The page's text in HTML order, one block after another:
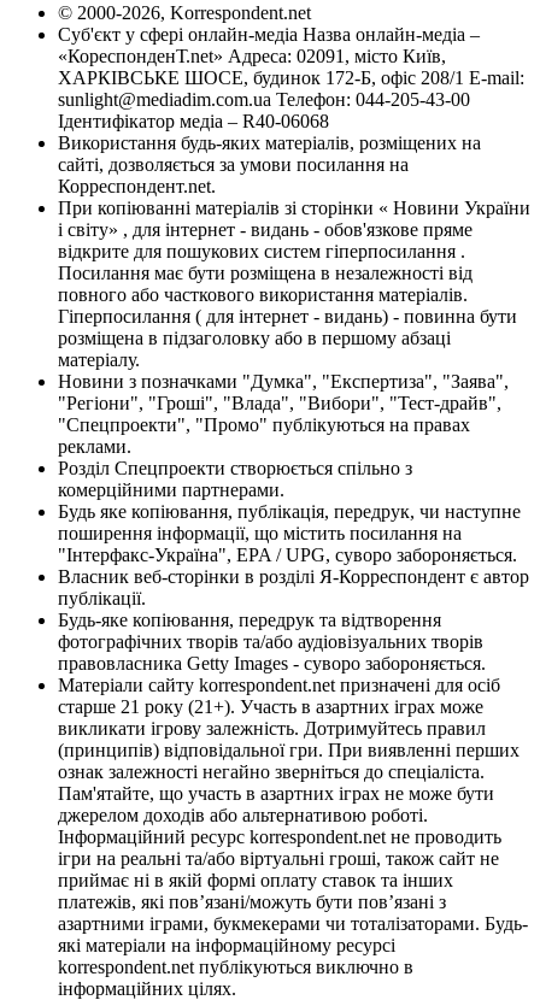
© 2000-2026, Korrespondent.net
Суб'єкт у сфері онлайн-медіа Назва онлайн-медіа –
«КореспонденТ.net» Адреса: 02091, місто Київ,
ХАРКІВСЬКЕ ШОСЕ, будинок 172-Б, офіс 208/1 E-mail:
sunlight@mediadim.com.ua Телефон: 044-205-43-00
Ідентифікатор медіа – R40-06068
Використання будь-яких матеріалів, розміщених на
сайті, дозволяється за умови посилання на
Корреспондент.net.
При копіюванні матеріалів зі сторінки « Новини України
і світу» , для інтернет - видань - обов'язкове пряме
відкрите для пошукових систем гіперпосилання .
Посилання має бути розміщена в незалежності від
повного або часткового використання матеріалів.
Гіперпосилання ( для інтернет - видань) - повинна бути
розміщена в підзаголовку або в першому абзаці
матеріалу.
Новини з позначками "Думка", "Експертиза", "Заява",
"Регіони", "Гроші", "Влада", "Вибори", "Тест-драйв",
"Спецпроекти", "Промо" публікуються на правах
реклами.
Розділ Спецпроекти створюється спільно з
комерційними партнерами.
Будь яке копіювання, публікація, передрук, чи наступне
поширення інформації, що містить посилання на
"Інтерфакс-Україна", EPA / UPG, суворо забороняється.
Власник веб-сторінки в розділі Я-Корреспондент є автор
публікації.
Будь-яке копіювання, передрук та відтворення
фотографічних творів та/або аудіовізуальних творів
правовласника Getty Images - суворо забороняється.
Матеріали сайту korrespondent.net призначені для осіб
старше 21 року (21+). Участь в азартних іграх може
викликати ігрову залежність. Дотримуйтесь правил
(принципів) відповідальної гри. При виявленні перших
ознак залежності негайно зверніться до спеціаліста.
Пам'ятайте, що участь в азартних іграх не може бути
джерелом доходів або альтернативою роботі.
Інформаційний ресурс korrespondent.net не проводить
ігри на реальні та/або віртуальні гроші, також сайт не
приймає ні в якій формі оплату ставок та інших
платежів, які пов’язані/можуть бути пов’язані з
азартними іграми, букмекерами чи тоталізаторами. Будь-
які матеріали на інформаційному ресурсі
korrespondent.net публікуються виключно в
інформаційних цілях.